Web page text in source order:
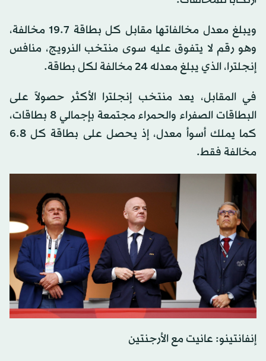
ويبلغ معدل مخالفاتها مقابل كل بطاقة 19.7 مخالفة،
وهو رقم لا يتفوق عليه سوى منتخب النرويج، منافس
إنجلترا، الذي يبلغ معدله 24 مخالفة لكل بطاقة.
في المقابل، يعد منتخب إنجلترا الأكثر حصولاً على
البطاقات الصفراء والحمراء مجتمعة بإجمالي 8 بطاقات،
كما يملك أسوأ معدل، إذ يحصل على بطاقة كل 6.8
مخالفة فقط.
إنفانتينو: عانيت مع الأرجنتين